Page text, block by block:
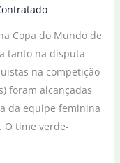
Copa do Mundo de
tanto na disputa
na competição
foram alcançadas
da equipe feminina
O time verde-